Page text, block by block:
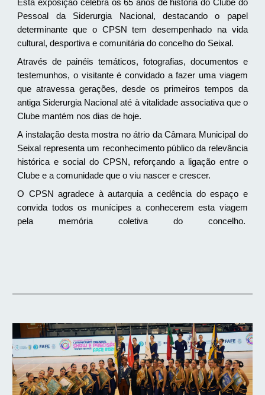
Esta exposição celebra os 65 anos de história do Clube do
Pessoal da Siderurgia Nacional, destacando o papel
determinante que o CPSN tem desempenhado na vida
cultural, desportiva e comunitária do concelho do Seixal.
Através de painéis temáticos, fotografias, documentos e
testemunhos,o visitante é convidado a fazer uma viagem
que atravessa gerações, desde os primeiros tempos da
antiga Siderurgia Nacional até à vitalidade associativa que o
Clube mantém nos dias de hoje.
A instalação desta mostra no átrio da Câmara Municipal do
Seixal representa um reconhecimento público da relevância
histórica e social do CPSN, reforçando a ligação entre o
Clube e a comunidade que o viu nascer e crescer.
O CPSN agradece à autarquia a cedência do espaço e
convida todos os munícipes a conhecerem esta viagem
pela memória coletiva do concelho.